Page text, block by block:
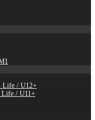
Life / U12+
Life / U11+